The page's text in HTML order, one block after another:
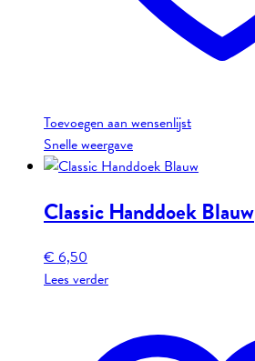
Toevoegen aan wensenlijst
Snelle weergave
Classic Handdoek Blauw
€6,50
Lees verder